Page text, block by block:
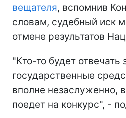
вещателя, вспомнив
словам, судебный иск
отмене результатов
"Кто-то будет отвечать
государственные
вполне незаслуженно,
поедет на конкурс", -